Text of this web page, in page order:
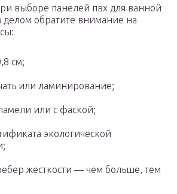
выборе панелей пвх для ванной
обратите внимание на
см;
или ламинирование;
или с фаской;
экологической
жесткости — чем больше, тем